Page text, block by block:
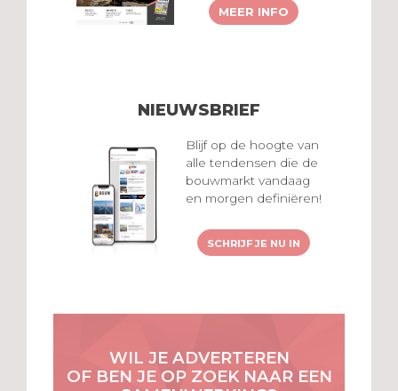
MEER INFO
NIEUWSBRIEF
Blijf op de hoogte van
alle tendensen die de
bouwmarkt vandaag
en morgen definiëren!
SCHRIJF JE NU IN
WIL JE ADVERTEREN
OF BEN JE OP ZOEK NAAR EEN